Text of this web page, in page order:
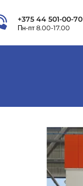
+375 44 501-00-70
Пн-пт 8.00-17.00